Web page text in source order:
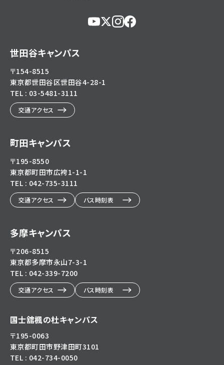
世田谷キャンパス
〒154-8515
東京都世田谷区世田谷4-28-1
TEL : 03-5481-3111
交通アクセス
町田キャンパス
〒195-8550
東京都町田市広袴1-1-1
TEL : 042-735-3111
交通アクセス バス時刻表
多摩キャンパス
〒206-8515
東京都多摩市永山7-3-1
TEL : 042-339-7200
交通アクセス バス時刻表
国士舘楓の杜キャンパス
〒195-0063
東京都町田市野津田町3101
TEL : 042-734-0050